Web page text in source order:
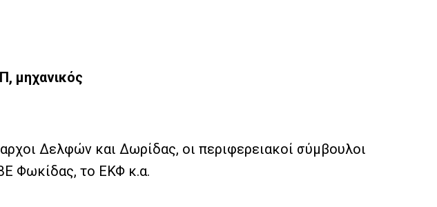
μηχανικός
Δελφών και Δωρίδας, οι περιφερειακοί σύμβουλοι
Φωκίδας, το ΕΚΦ κ.α.